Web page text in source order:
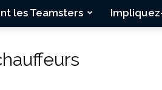
les Teamsters